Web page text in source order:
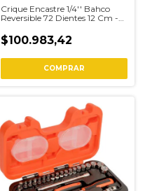
Crique Encastre 1/4'' Bahco
Reversible 72 Dientes 12 Cm -
$100.983,42